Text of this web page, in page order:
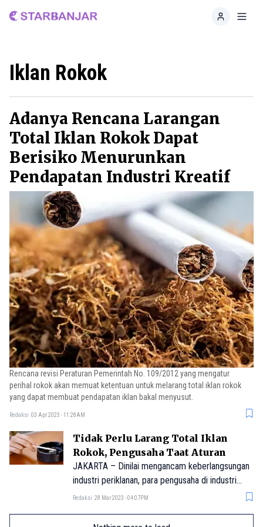
Home
Iklan Rokok
Adanya Rencana Larangan
Total Iklan Rokok Dapat
Berisiko Menurunkan
Pendapatan Industri Kreatif
Rencana revisi Peraturan Pemerintah No. 109/2012 yang mengatur
perihal rokok akan memuat ketentuan untuk melarang total iklan rokok
yang dapat membuat pendapatan iklan bakal menyusut.
Redaksi 03 Apr 2023 - 11:28AM
Tidak Perlu Larang Total Iklan
Rokok, Pengusaha Taat Aturan
JAKARTA – Dinilai mengancam keberlangsungan
industri periklanan, para pengusaha di industri
tersebut dengan tegas menolak rencana larangan
Redaksi 28 Mar 2023 - 04:07PM